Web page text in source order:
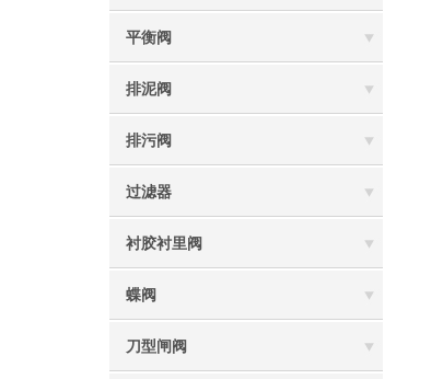
平衡阀
排泥阀
排污阀
过滤器
衬胶衬里阀
蝶阀
刀型闸阀